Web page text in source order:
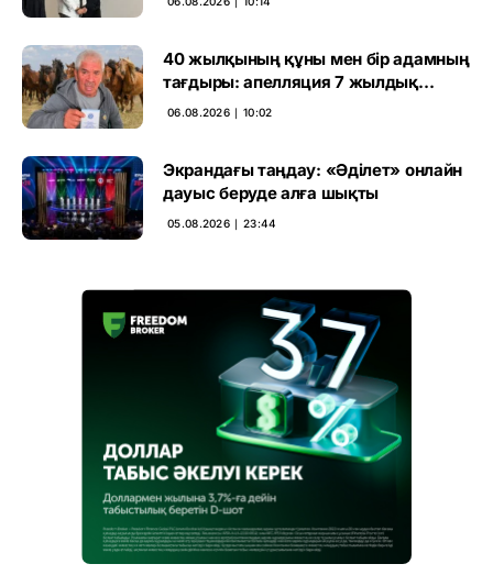
40 жылқының құны мен бір адамның
тағдыры: апелляция 7 жылдық
үкімді бұзды
06.08.2026 ∣ 10:02
Экрандағы таңдау: «Әділет» онлайн
дауыс беруде алға шықты
05.08.2026 ∣ 23:44